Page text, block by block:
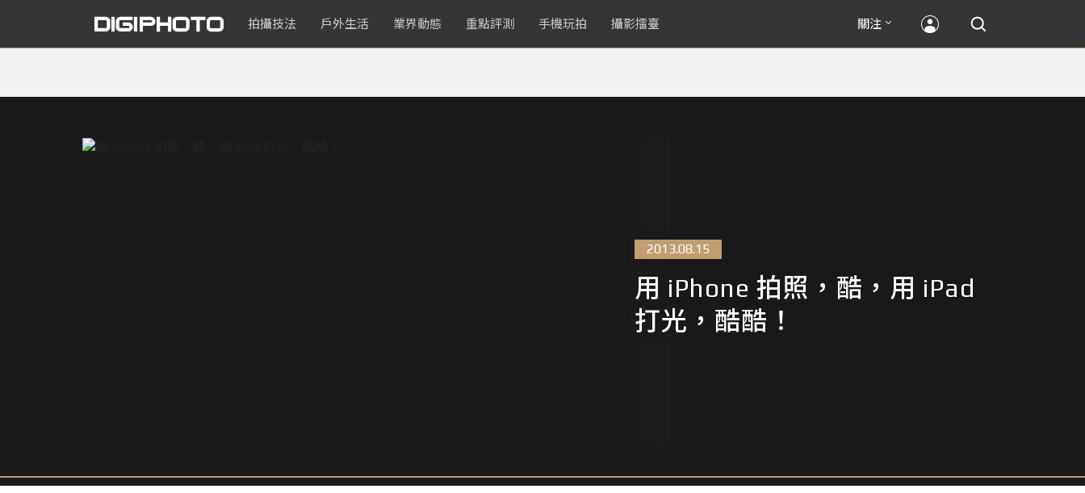
拍攝技法 戶外生活 業界動態 重點評測 手機玩拍 攝影擂臺 關注
2013.08.15
用 iPhone 拍照，酷，用 iPad
打光，酷酷！